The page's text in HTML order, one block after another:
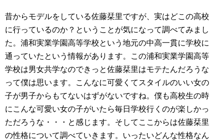
昔からモデルをしている佐藤栞里ですが、実はどこの高校
に行っているのか？ということが気になって調べてみまし
た。浦和実業学園高等学校という地元の中高一貫に学校に
通っていたという情報があります。この浦和実業学園高等
学校は男女共学なのできっと佐藤栞里はモテたんだろうな
って僕は思います。こんなに可愛くてスタイルのいい女の
子が男子からもてないはずがないですね。僕も高校生の時
にこんな可愛い女の子がいたら毎日学校行くのが楽しかっ
ただろうな・・・と感じます。そしてここからは佐藤栞里
の性格について調べていきます。いったいどんな性格なん